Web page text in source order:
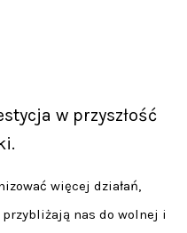
w przyszłość
więcej działań,
nas do wolnej i